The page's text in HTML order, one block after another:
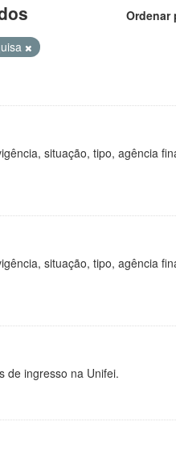
Ordenar
situação, tipo, agência
situação, tipo, agência
de ingresso na Unifei.